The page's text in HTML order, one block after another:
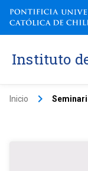
Instituto
Inicio keyboard_arrow_right